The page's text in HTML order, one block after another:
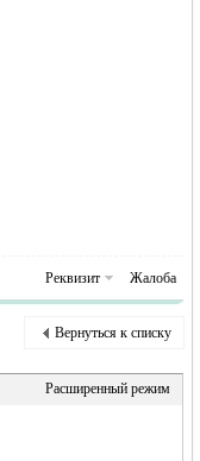
Реквизит Жалоба
Вернуться к списку
Расширенный режим